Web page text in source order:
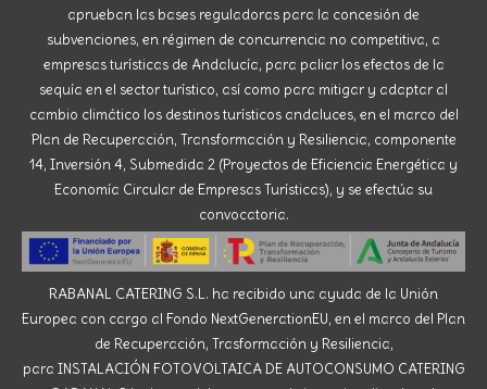
aprueban las bases reguladoras para la concesión de
subvenciones, en régimen de concurrencia no competitiva, a
empresas turísticas de Andalucía, para paliar los efectos de la
sequía en el sector turístico, así como para mitigar y adaptar al
cambio climático los destinos turísticos andaluces, en el marco del
Plan de Recuperación, Transformación y Resiliencia, componente
14, Inversión 4, Submedida 2 (Proyectos de Eficiencia Energética y
Economía Circular de Empresas Turísticas), y se efectúa su
convocatoria.
RABANAL CATERING S.L. ha recibido una ayuda de la Unión
Europea con cargo al Fondo NextGenerationEU, en el marco del Plan
de Recuperación, Trasformación y Resiliencia,
para INSTALACIÓN FOTOVOLTAICA DE AUTOCONSUMO CATERING